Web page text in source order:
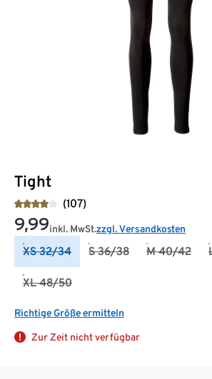
Tight
(107)
9,99inkl. MwSt.zzgl. Versandkosten
XS 32/34 S 36/38 M 40/42
XL 48/50
Richtige Größe ermitteln
Zur Zeit nicht verfügbar